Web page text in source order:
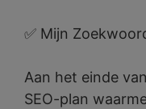
✅ Mijn
Aan het einde
SEO-plan